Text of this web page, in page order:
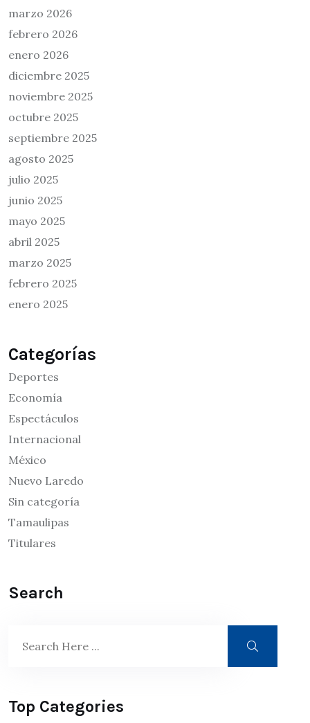
marzo 2026
febrero 2026
enero 2026
diciembre 2025
noviembre 2025
octubre 2025
septiembre 2025
agosto 2025
julio 2025
junio 2025
mayo 2025
abril 2025
marzo 2025
febrero 2025
enero 2025
Categorías
Deportes
Economía
Espectáculos
Internacional
México
Nuevo Laredo
Sin categoría
Tamaulipas
Titulares
Search
Top Categories